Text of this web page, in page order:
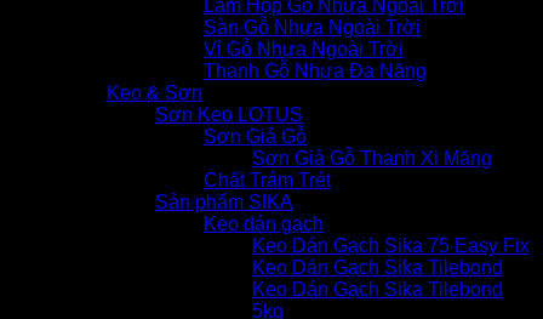
Lam Hộp Gỗ Nhựa Ngoài Trời
Sàn Gỗ Nhựa Ngoài Trời
Vỉ Gỗ Nhựa Ngoài Trời
Thanh Gỗ Nhựa Đa Năng
Keo & Sơn
Sơn Keo LOTUS
Sơn Giả Gỗ
Sơn Giả Gỗ Thanh Xi Măng
Chất Trám Trét
Sản phẩm SIKA
Keo dán gạch
Keo Dán Gạch Sika 75 Easy Fix
Keo Dán Gạch Sika Tilebond
Keo Dán Gạch Sika Tilebond
5kg